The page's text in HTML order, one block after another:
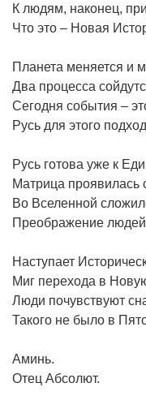
К людям, наконец,
Что это – Новая
Планета меняется и
Два процесса
Сегодня события –
Русь для этого
Русь готова уже к
Матрица проявилась
Во Вселенной
Преображение
Наступает
Миг перехода в
Люди почувствуют
Такого не было в
Аминь.
Отец Абсолют.